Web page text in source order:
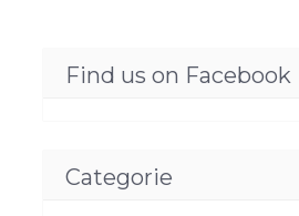
Find us on Facebook
Categorie